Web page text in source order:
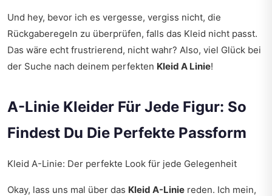
Und hey, bevor ich es vergesse, vergiss nicht, die
Rückgaberegeln zu überprüfen, falls das Kleid nicht passt.
Das wäre echt frustrierend, nicht wahr? Also, viel Glück bei
der Suche nach deinem perfekten Kleid A Linie!
A-Linie Kleider Für Jede Figur: So
Findest Du Die Perfekte Passform
Kleid A-Linie: Der perfekte Look für jede Gelegenheit
Okay, lass uns mal über das Kleid A-Linie reden. Ich mein,